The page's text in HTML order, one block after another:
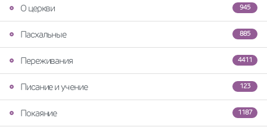
945
О церкви
885
Пасхальные
4411
Переживания
123
Писание и учение
1187
Покаяние